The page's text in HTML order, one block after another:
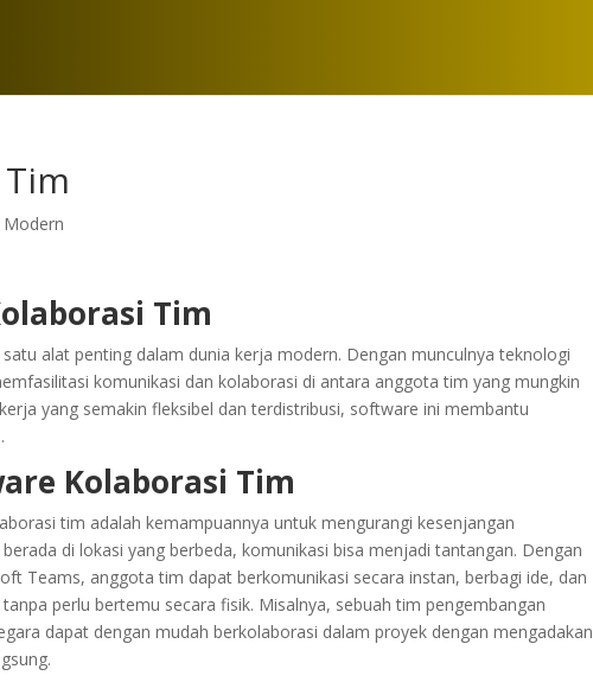
Tim
alat penting dalam dunia kerja modern. Dengan munculnya teknologi
komunikasi dan kolaborasi di antara anggota tim yang mungkin
yang semakin fleksibel dan terdistribusi, software ini membantu
Kolaborasi Tim
tim adalah kemampuannya untuk mengurangi kesenjangan
di lokasi yang berbeda, komunikasi bisa menjadi tantangan. Dengan
Teams, anggota tim dapat berkomunikasi secara instan, berbagi ide, dan
perlu bertemu secara fisik. Misalnya, sebuah tim pengembangan
dapat dengan mudah berkolaborasi dalam proyek dengan mengadakan